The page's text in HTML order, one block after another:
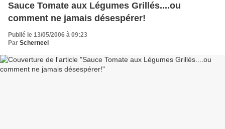
Sauce Tomate aux Légumes Grillés....ou
comment ne jamais désespérer!
Publié le 13/05/2006 à 09:23
Par Scherneel